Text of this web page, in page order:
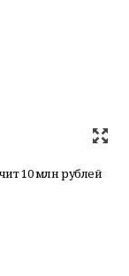
10 млн рублей